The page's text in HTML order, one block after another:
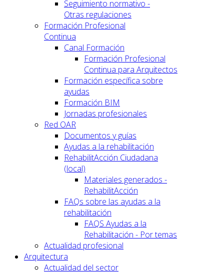
Seguimiento normativo -
Otras regulaciones
Formación Profesional
Continua
Canal Formación
Formación Profesional
Continua para Arquitectos
Formación específica sobre
ayudas
Formación BIM
Jornadas profesionales
Red OAR
Documentos y guías
Ayudas a la rehabilitación
RehabilitAcción Ciudadana
(local)
Materiales generados -
RehabilitAcción
FAQs sobre las ayudas a la
rehabilitación
FAQS Ayudas a la
Rehabilitación - Por temas
Actualidad profesional
Arquitectura
Actualidad del sector